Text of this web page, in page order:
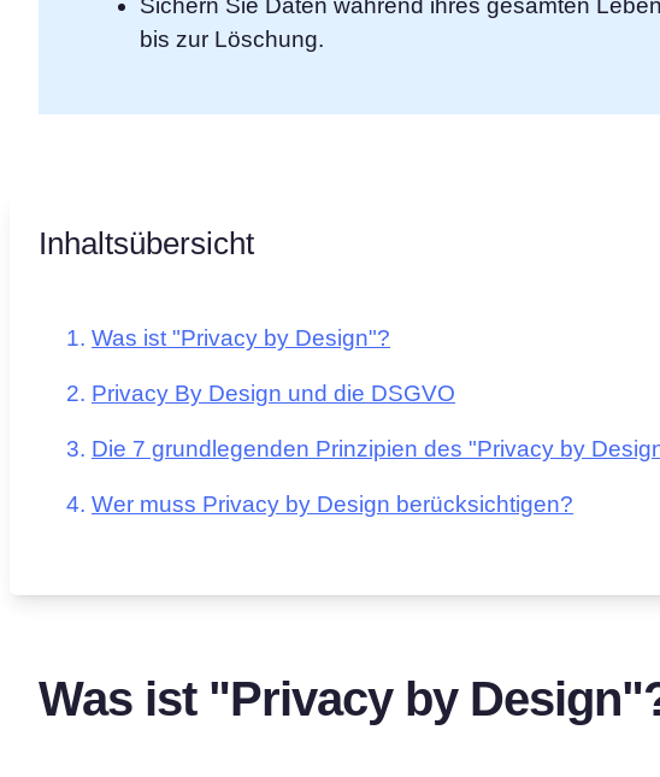
Sichern Sie Daten während ihres gesamten
bis zur Löschung.
Inhaltsübersicht
Was ist "Privacy by Design"?
Privacy By Design und die DSGVO
Die 7 grundlegenden Prinzipien des "Privacy by
Wer muss Privacy by Design berücksichtigen?
Was ist "Privacy by